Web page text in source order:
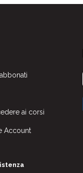
ai corsi
Account